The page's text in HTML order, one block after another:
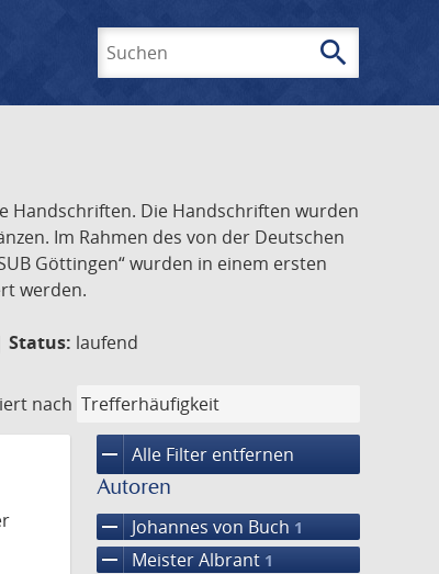
search
Handschriften. Die Handschriften wurden
Im Rahmen des von der Deutschen
Göttingen“ wurden in einem ersten
werden.
Status: laufend
nach
remove Alle Filter entfernen
Autoren
remove Johannes von Buch 1
remove Meister Albrant 1